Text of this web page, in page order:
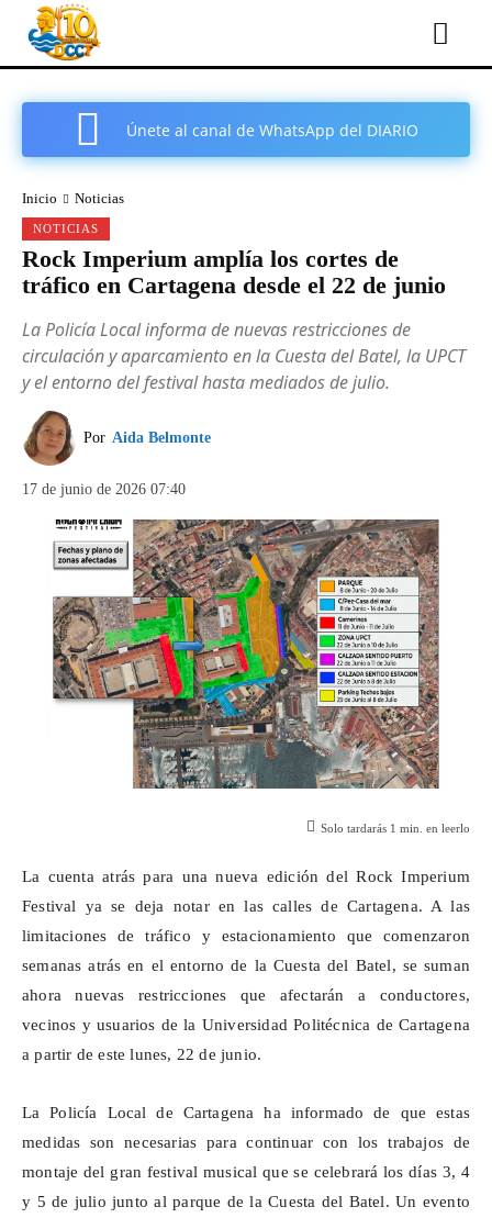
Únete al canal de WhatsApp del DIARIO
Inicio Noticias
NOTICIAS
Rock Imperium amplía los cortes de
tráfico en Cartagena desde el 22 de junio
La Policía Local informa de nuevas restricciones de
circulación y aparcamiento en la Cuesta del Batel, la UPCT
y el entorno del festival hasta mediados de julio.
Por Aida Belmonte
17 de junio de 2026 07:40
Solo tardarás 1 min. en leerlo
La cuenta atrás para una nueva edición del Rock Imperium
Festival ya se deja notar en las calles de Cartagena. A las
limitaciones de tráfico y estacionamiento que comenzaron
semanas atrás en el entorno de la Cuesta del Batel, se suman
ahora nuevas restricciones que afectarán a conductores,
vecinos y usuarios de la Universidad Politécnica de Cartagena
a partir de este lunes, 22 de junio.
La Policía Local de Cartagena ha informado de que estas
medidas son necesarias para continuar con los trabajos de
montaje del gran festival musical que se celebrará los días 3, 4
y 5 de julio junto al parque de la Cuesta del Batel. Un evento